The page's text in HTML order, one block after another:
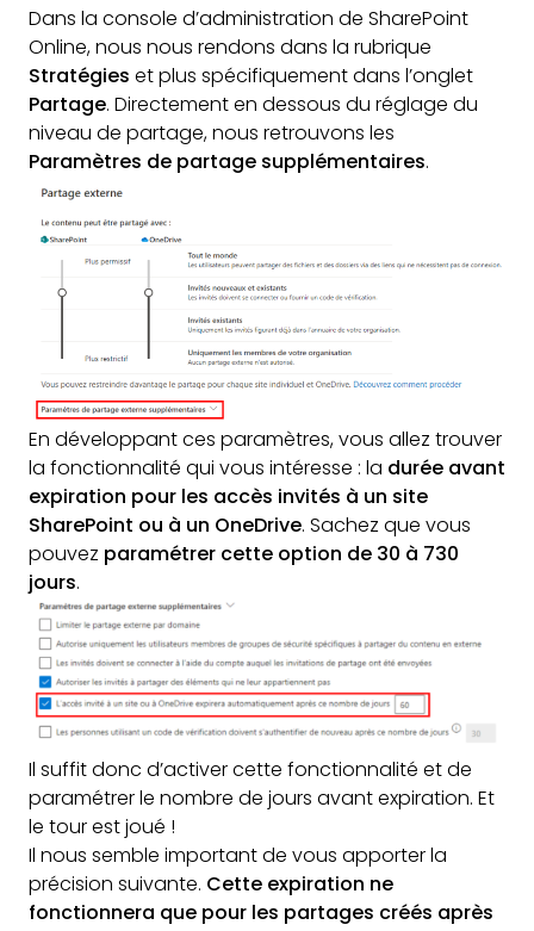
Dans la console d’administration de SharePoint
Online, nous nous rendons dans la rubrique
Stratégies et plus spécifiquement dans l’onglet
Partage. Directement en dessous du réglage du
niveau de partage, nous retrouvons les
Paramètres de partage supplémentaires.
En développant ces paramètres, vous allez trouver
la fonctionnalité qui vous intéresse : la durée avant
expiration pour les accès invités à un site
SharePoint ou à un OneDrive. Sachez que vous
pouvez paramétrer cette option de 30 à 730
jours.
Il suffit donc d’activer cette fonctionnalité et de
paramétrer le nombre de jours avant expiration. Et
le tour est joué !
Il nous semble important de vous apporter la
précision suivante. Cette expiration ne
fonctionnera que pour les partages créés après